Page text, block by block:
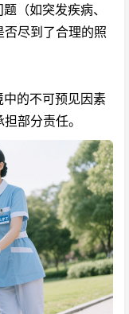
（如突发疾病、
尽到了合理的照
的不可预见因素
部分责任。